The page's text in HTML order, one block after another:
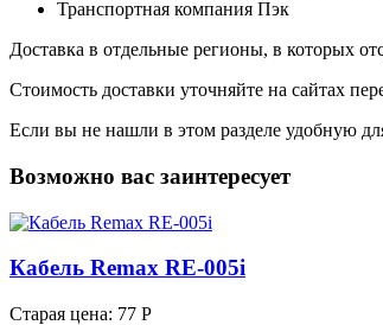
Транспортная компания Пэк
Доставка в отдельные регионы, в которых
Стоимость доставки уточняйте на сайтах
Если вы не нашли в этом разделе удобную
Возможно вас заинтересует
Кабель Remax RE-005i
Старая цена: 77 Р